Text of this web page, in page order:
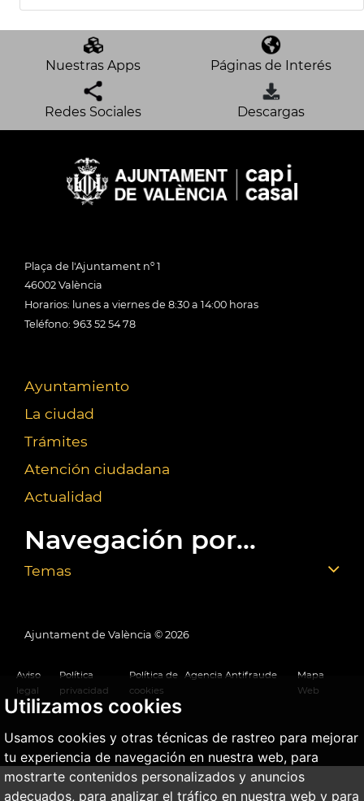
Utilizamos cookies
Usamos cookies y otras técnicas de rastreo para mejorar
tu experiencia de navegación en nuestra web, para
mostrarte contenidos personalizados y anuncios
adecuados, para analizar el tráfico en nuestra web y para
Nuestras Apps Páginas de Interés
Redes Sociales Descargas
Plaça de l'Ajuntament nº 1
46002 València
Horarios: lunes a viernes de 8:30 a 14:00 horas
Teléfono: 963 52 54 78
Ayuntamiento
La ciudad
Trámites
Atención ciudadana
Actualidad
Navegación por...
Temas
Ajuntament de València © 2026
Aviso
legal
Política
privacidad
Política de
cookies
Agencia Antifraude
Mapa
Web